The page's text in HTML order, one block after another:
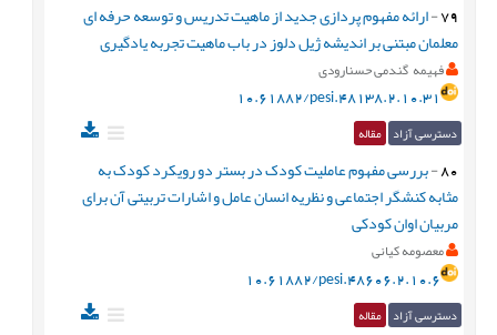
79
-ارائه مفهوم پردازی جدید از ماهیت تدریس و توسعه حرفه ای
معلمان مبتنی بر اندیشه ژیل دلوز در باب ماهیت تجربه یادگیری
فهیمه گندمی حسنارودی
10.61882/pesi.48138.2.10.31
دسترسی آزاد مقاله
80
-بررسی مفهوم عاملیت کودک در بستر دو رویکرد کودک به
مثابه کنشگر اجتماعی و نظریه انسان عامل و اشارات تربیتی آن برای
مربیان اوان کودکی
معصومه کیانی
10.61882/pesi.48606.2.10.6
دسترسی آزاد مقاله